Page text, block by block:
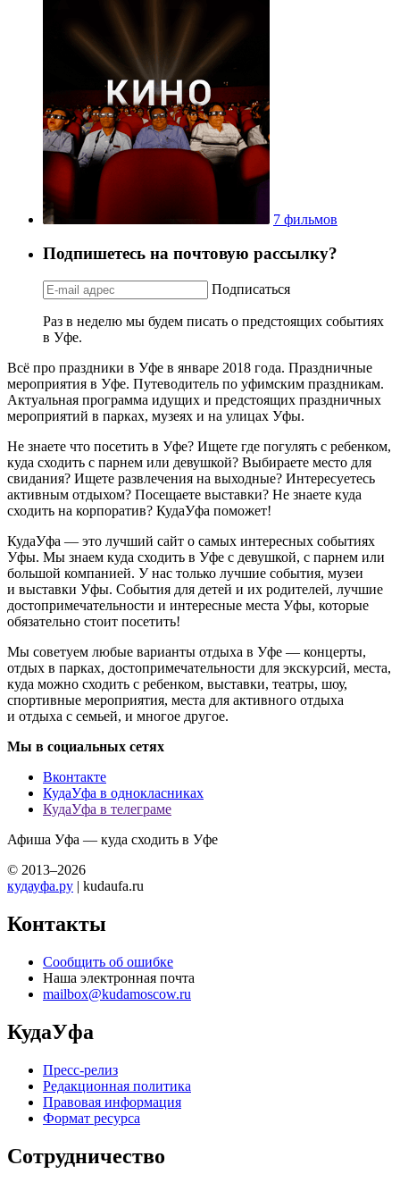
7 фильмов
Подпишетесь на почтовую рассылку?
Подписаться
Раз в неделю мы будем писать о предстоящих событиях
в Уфе.
Всё про праздники в Уфе в январе 2018 года. Праздничные
мероприятия в Уфе. Путеводитель по уфимским праздникам.
Актуальная программа идущих и предстоящих праздничных
мероприятий в парках, музеях и на улицах Уфы.
Не знаете что посетить в Уфе? Ищете где погулять с ребенком,
куда сходить с парнем или девушкой? Выбираете место для
свидания? Ищете развлечения на выходные? Интересуетесь
активным отдыхом? Посещаете выставки? Не знаете куда
сходить на корпоратив? КудаУфа поможет!
КудаУфа — это лучший сайт о самых интересных событиях
Уфы. Мы знаем куда сходить в Уфе с девушкой, с парнем или
большой компанией. У нас только лучшие события, музеи
и выставки Уфы. События для детей и их родителей, лучшие
достопримечательности и интересные места Уфы, которые
обязательно стоит посетить!
Мы советуем любые варианты отдыха в Уфе — концерты,
отдых в парках, достопримечательности для экскурсий, места,
куда можно сходить с ребенком, выставки, театры, шоу,
спортивные мероприятия, места для активного отдыха
и отдыха с семьей, и многое другое.
Мы в социальных сетях
Вконтакте
КудаУфа в однокласниках
КудаУфа в телеграме
Афиша Уфа — куда сходить в Уфе
© 2013–2026
кудауфа.ру | kudaufa.ru
Контакты
Сообщить об ошибке
Наша электронная почта
mailbox@kudamoscow.ru
КудаУфа
Пресс-релиз
Редакционная политика
Правовая информация
Формат ресурса
Сотрудничество